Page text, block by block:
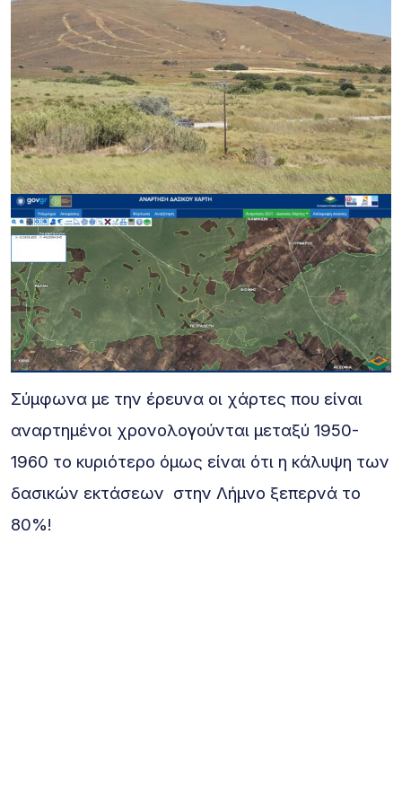
Σύμφωνα με την έρευνα οι χάρτες που είναι
αναρτημένοι χρονολογούνται μεταξύ 1950-
1960 το κυριότερο όμως είναι ότι η κάλυψη των
δασικών εκτάσεων στην Λήμνο ξεπερνά το
80%!